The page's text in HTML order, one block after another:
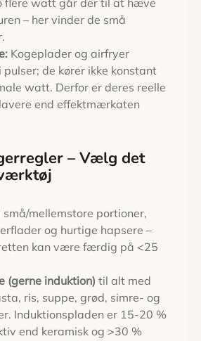
flere watt går der til at hæve
– her vinder de små
Kogeplader og airfryer
pulser; de kører ikke konstant
watt. Derfor er deres reelle
end effekt­mærkaten
– Vælg det
mellemstore portioner,
og hurtige hapsere –
kan være færdig på <25
(gerne induktion) til alt med
ris, suppe, grød, simre- og
Induktions­pladen er 15-20 %
end keramisk og >30 %